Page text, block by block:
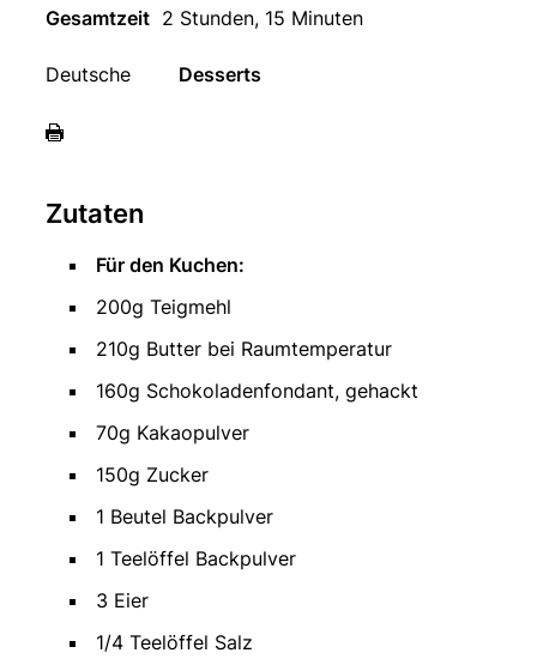
Gesamtzeit 2 Stunden, 15 Minuten
Deutsche Desserts
Zutaten
Für den Kuchen:
200g Teigmehl
210g Butter bei Raumtemperatur
160g Schokoladenfondant, gehackt
70g Kakaopulver
150g Zucker
1 Beutel Backpulver
1 Teelöffel Backpulver
3 Eier
1/4 Teelöffel Salz